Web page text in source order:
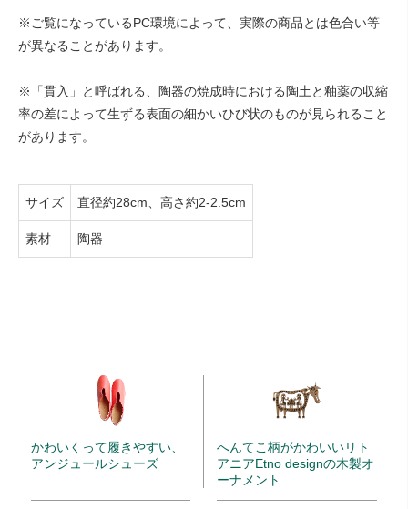
※ご覧になっているPC環境によって、実際の商品とは色合い等
が異なることがあります。
※「貫入」と呼ばれる、陶器の焼成時における陶土と釉薬の収縮
率の差によって生ずる表面の細かいひび状のものが見られること
があります。
サイズ 直径約28cm、高さ約2-2.5cm
素材 陶器
かわいくって履きやすい、
アンジュールシューズ
へんてこ柄がかわいいリト
アニアEtno designの木製オ
ーナメント